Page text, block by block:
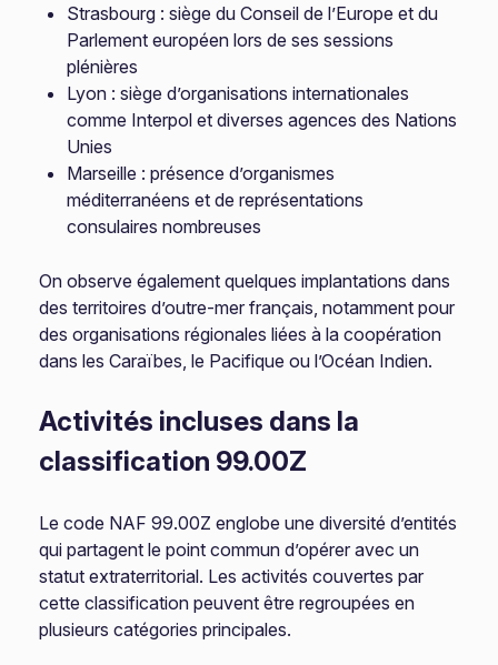
Strasbourg : siège du Conseil de l’Europe et du
Parlement européen lors de ses sessions
plénières
Lyon : siège d’organisations internationales
comme Interpol et diverses agences des Nations
Unies
Marseille : présence d’organismes
méditerranéens et de représentations
consulaires nombreuses
On observe également quelques implantations dans
des territoires d’outre-mer français, notamment pour
des organisations régionales liées à la coopération
dans les Caraïbes, le Pacifique ou l’Océan Indien.
Activités incluses dans la
classification 99.00Z
Le code NAF 99.00Z englobe une diversité d’entités
qui partagent le point commun d’opérer avec un
statut extraterritorial. Les activités couvertes par
cette classification peuvent être regroupées en
plusieurs catégories principales.